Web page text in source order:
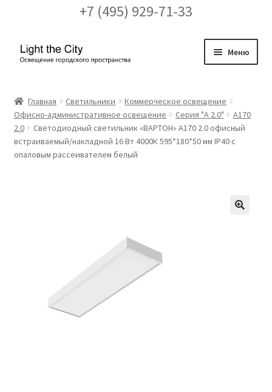
+7 (495) 929-71-33
Перейти
Перейти
Меню
FAQ про кронштейны
Бренды
Заказ проекта освещения
Корзина
Главная Светильники
Коммерческое освещение
Офисно-административное освещение
Серия "A 2.0"
A170
2.0
Светодиодный светильник «ВАРТОН» A170 2.0 офисный
встраиваемый/накладной 16 Вт 4000К 595*180*50 мм IP40 с
опаловым рассеивателем белый